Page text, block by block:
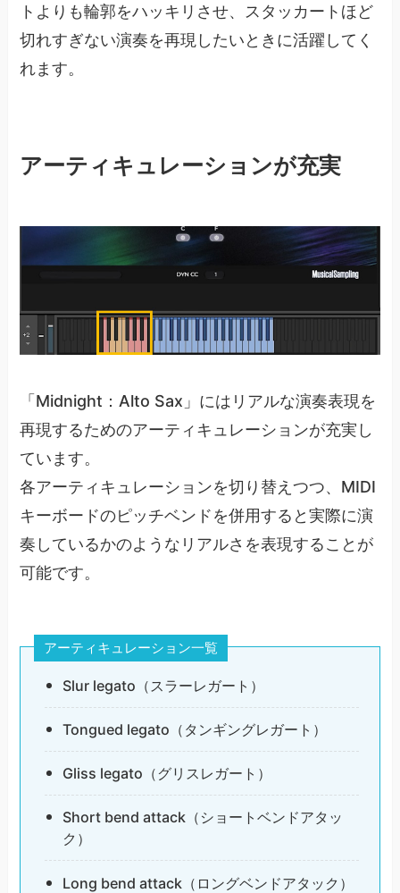
トよりも輪郭をハッキリさせ、スタッカートほど
切れすぎない演奏を再現したいときに活躍してく
れます。
アーティキュレーションが充実
「Midnight：Alto Sax」にはリアルな演奏表現を
再現するためのアーティキュレーションが充実し
ています。
各アーティキュレーションを切り替えつつ、MIDI
キーボードのピッチベンドを併用すると実際に演
奏しているかのようなリアルさを表現することが
可能です。
アーティキュレーション一覧
Slur legato（スラーレガート）
Tongued legato（タンギングレガート）
Gliss legato（グリスレガート）
Short bend attack（ショートベンドアタッ
ク）
Long bend attack（ロングベンドアタック）